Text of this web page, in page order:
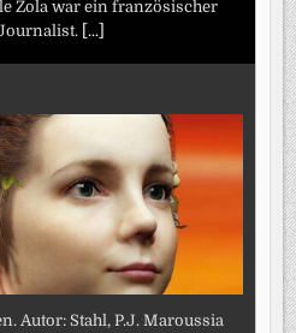
Zola war ein französischer
[...]
Autor: Stahl, P.J. Maroussia